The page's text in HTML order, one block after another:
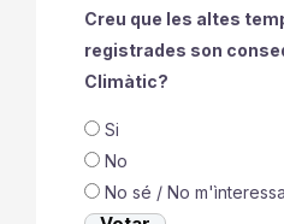
Creu que les altes
registrades son
Climàtic?
Si
No
No sé / No m'ìnteressa